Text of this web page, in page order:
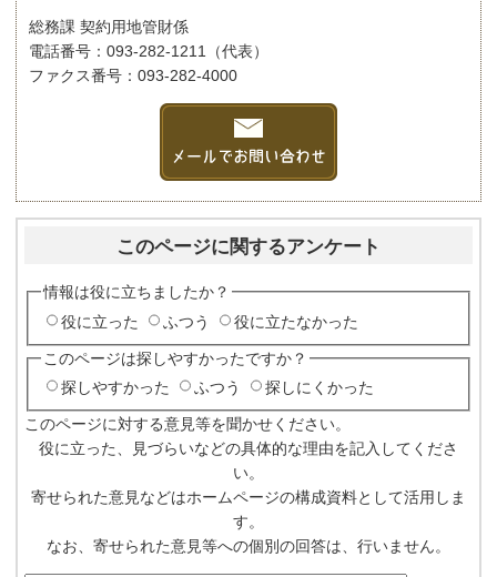
総務課 契約用地管財係
電話番号：093-282-1211（代表）
ファクス番号：093-282-4000
このページに関するアンケート
情報は役に立ちましたか？
役に立った
ふつう 役に立たなかった
このページは探しやすかったですか？
探しやすかった
ふつう 探しにくかった
このページに対する意見等を聞かせください。
役に立った、見づらいなどの具体的な理由を記入してくださ
い。
寄せられた意見などはホームページの構成資料として活用しま
す。
なお、寄せられた意見等への個別の回答は、行いません。